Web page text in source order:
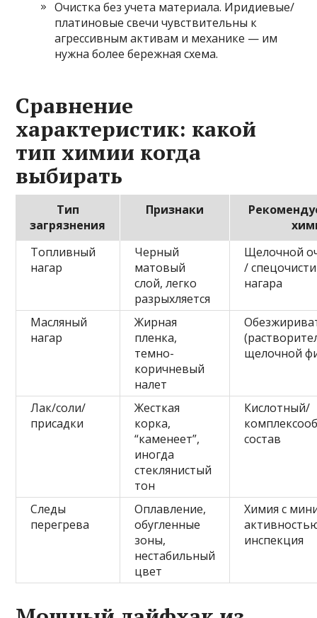
Очистка без учета материала. Иридиевые/
платиновые свечи чувствительны к
агрессивным активам и механике — им
нужна более бережная схема.
Сравнение
характеристик: какой
тип химии когда
выбирать
Тип
загрязнения
Признаки
Топливный
нагар
Черный
матовый
слой, легко
разрыхляется
Щелочной
/
нагара
Масляный
нагар
Жирная
пленка,
темно-
коричневый
налет
щелочной
Лак/соли/
присадки
Жесткая
корка,
“каменеет”,
иногда
стеклянистый
тон
Кислотный/
состав
Следы
перегрева
Оплавление,
обугленные
зоны,
нестабильный
цвет
Химия с
инспекция